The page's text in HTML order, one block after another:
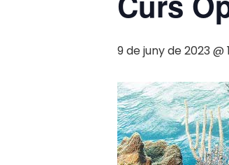
9 de juny de 2023 @